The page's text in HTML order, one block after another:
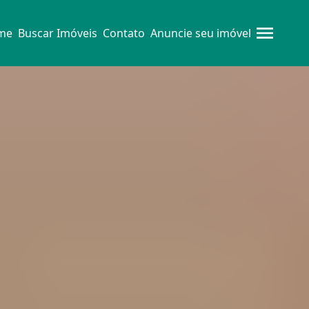
Buscar Imóveis Contato Anuncie seu imóvel